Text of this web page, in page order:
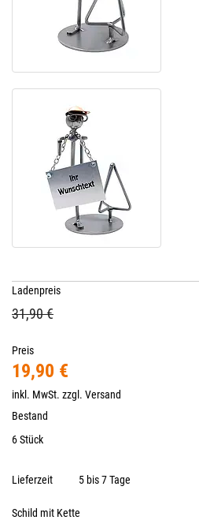
Ladenpreis
31,90 €
Preis
19,90 €
inkl. MwSt. zzgl. Versand
Bestand
6 Stück
Lieferzeit 5 bis 7 Tage
Schild mit Kette